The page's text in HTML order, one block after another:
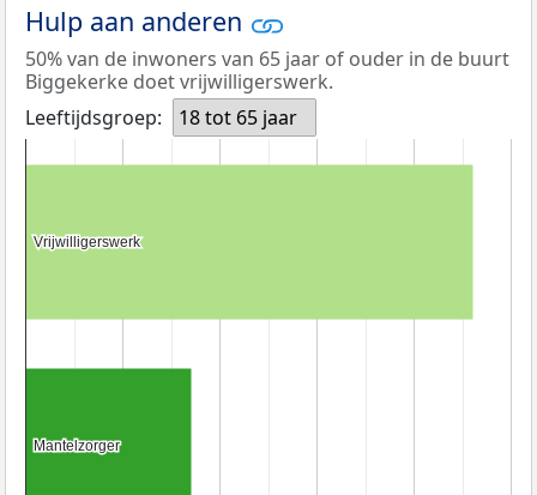
Hulp aan anderen
50% van de inwoners van 65 jaar of ouder in de buurt
Biggekerke doet vrijwilligerswerk.
Leeftijdsgroep:
18 tot 65 jaar
Vrijwilligerswerk
Vrijwilligerswerk
Mantelzorger
Mantelzorger